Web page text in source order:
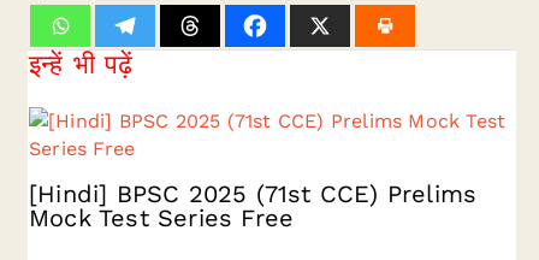
इन्हें भी पढ़ें
[Hindi] BPSC 2025 (71st CCE) Prelims
Mock Test Series Free